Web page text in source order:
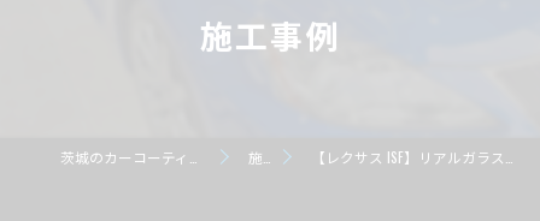
施工事例
施工事例 【レクサス ISF】リアルガラスコートR ボディ磨き 茨城県守谷市より